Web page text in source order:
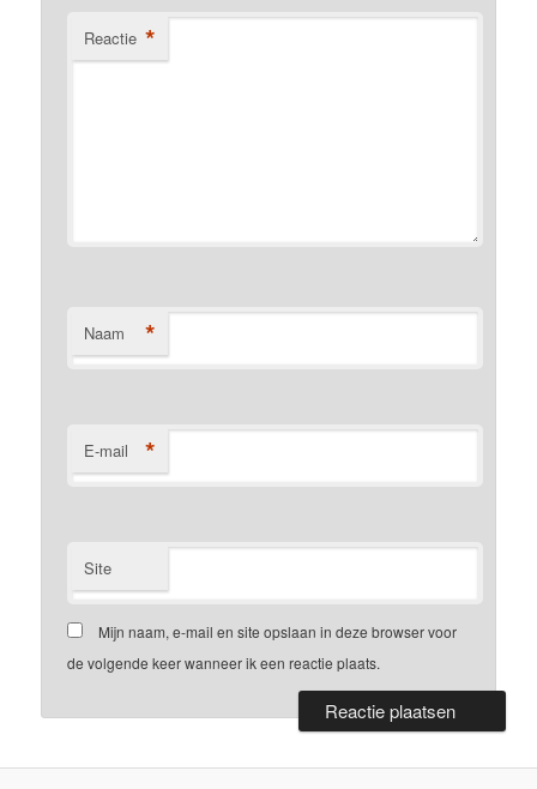
Reactie *
Naam *
E-mail *
Site
Mijn naam, e-mail en site opslaan in deze browser voor
de volgende keer wanneer ik een reactie plaats.